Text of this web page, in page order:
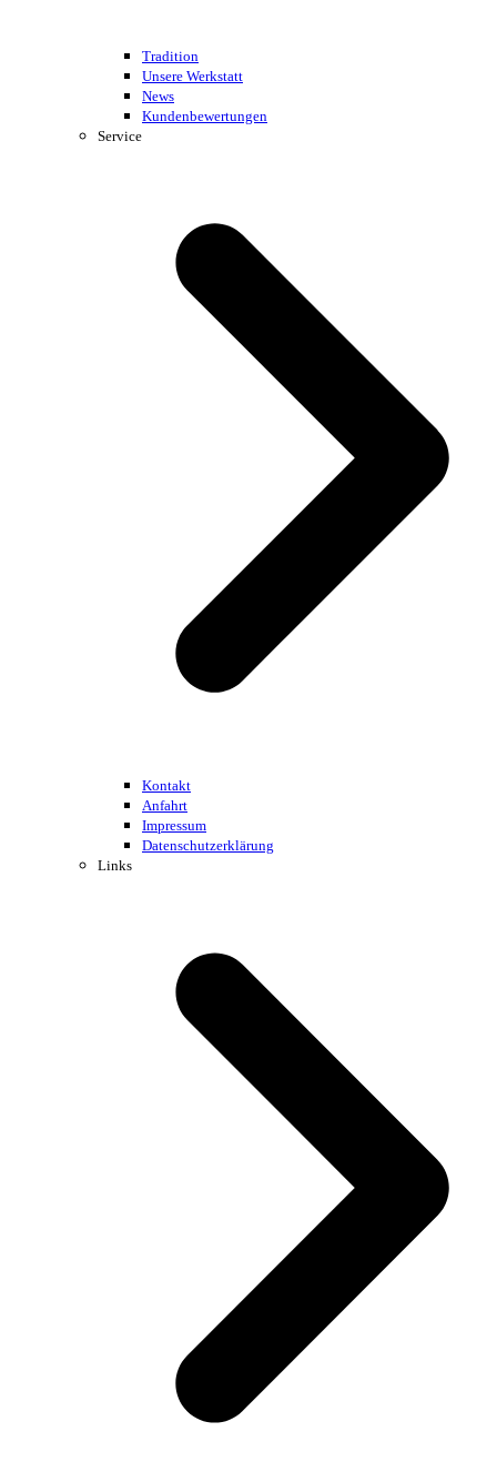
Tradition
Unsere Werkstatt
News
Kundenbewertungen
Service
Kontakt
Anfahrt
Impressum
Datenschutzerklärung
Links